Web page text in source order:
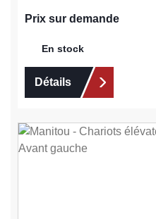
Prix sur demande
En stock
Détails